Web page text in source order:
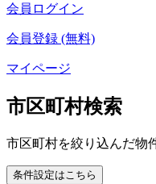
会員ログイン
会員登録 (無料)
マイページ
市区町村検索
市区町村を絞り込んだ物
条件設定はこちら